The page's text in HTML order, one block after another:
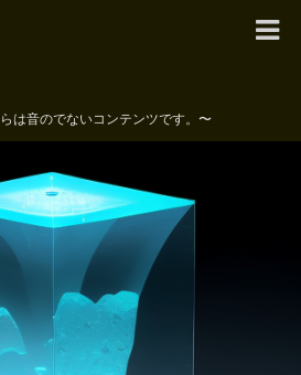
は音のでないコンテンツです。〜